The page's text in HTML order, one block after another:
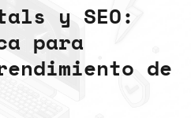
y SEO:
para
de